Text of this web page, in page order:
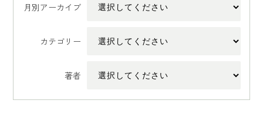
月別アーカイブ
カテゴリー
著者